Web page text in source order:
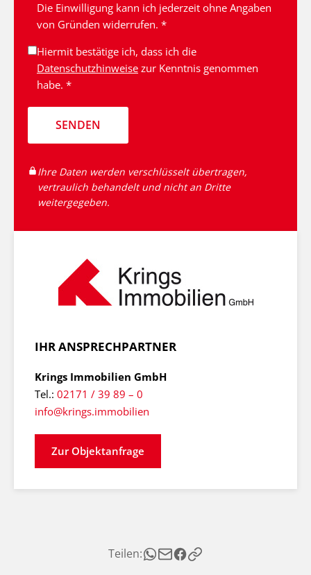
Die Einwilligung kann ich jederzeit ohne Angaben
von Gründen widerrufen. *
Hiermit bestätige ich, dass ich die
Datenschutzhinweise zur Kenntnis genommen
habe. *
SENDEN
Ihre Daten werden verschlüsselt übertragen,
vertraulich behandelt und nicht an Dritte
weitergegeben.
IHR ANSPRECHPARTNER
Krings Immobilien GmbH
Tel.: 02171 / 39 89 – 0
info@krings.immobilien
Zur Objektanfrage
Teilen: